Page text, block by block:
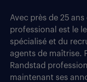
Avec près de 25 ans
professional est le
spécialisé et du
agents de maîtrise.
Randstad
maintenant ses